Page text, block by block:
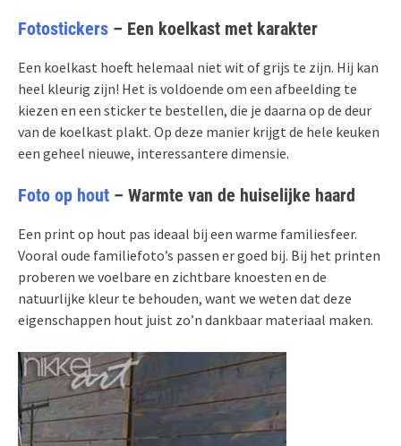
Fotostickers – Een koelkast met karakter
Een koelkast hoeft helemaal niet wit of grijs te zijn. Hij kan
heel kleurig zijn! Het is voldoende om een afbeelding te
kiezen en een sticker te bestellen, die je daarna op de deur
van de koelkast plakt. Op deze manier krijgt de hele keuken
een geheel nieuwe, interessantere dimensie.
Foto op hout – Warmte van de huiselijke haard
Een print op hout pas ideaal bij een warme familiesfeer.
Vooral oude familiefoto’s passen er goed bij. Bij het printen
proberen we voelbare en zichtbare knoesten en de
natuurlijke kleur te behouden, want we weten dat deze
eigenschappen hout juist zo’n dankbaar materiaal maken.